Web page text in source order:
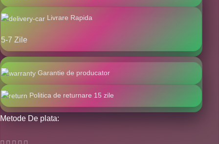
Livrare Rapida
5-7 Zile
Garantie de producator
Politica de returnare 15 zile
Metode De plata: